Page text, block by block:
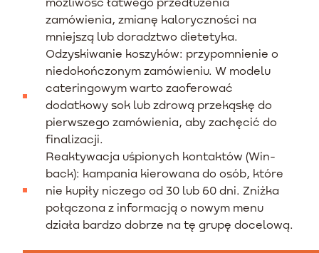
zamówienia, zmianę kaloryczności na
mniejszą lub doradztwo dietetyka.
Odzyskiwanie koszyków: przypomnienie o
niedokończonym zamówieniu. W modelu
cateringowym warto zaoferować
dodatkowy sok lub zdrową przekąskę do
pierwszego zamówienia, aby zachęcić do
finalizacji.
Reaktywacja uśpionych kontaktów (Win-
back): kampania kierowana do osób, które
nie kupiły niczego od 30 lub 60 dni. Zniżka
połączona z informacją o nowym menu
działa bardzo dobrze na tę grupę docelową.